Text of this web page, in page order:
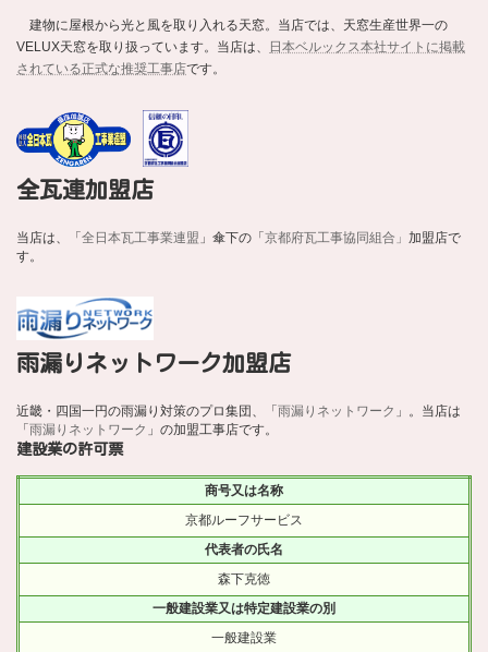
建物に屋根から光と風を取り入れる天窓。当店では、天窓生産世界一の
VELUX天窓を取り扱っています。当店は、
日本ベルックス本社サイトに掲載
されている正式な推奨工事店です。
全瓦連加盟店
当店は、「 全日本瓦工事業連盟 」傘下の「 京都府瓦工事協同組合」 加盟店で
す。
雨漏りネットワーク加盟店
近畿・四国一円の雨漏り対策のプロ集団、「雨漏りネットワーク 」。当店は
「雨漏りネットワーク 」の加盟工事店です。
建設業の許可票
商号又は名称
京都ルーフサービス
代表者の氏名
森下克徳
一般建設業又は特定建設業の別
一般建設業